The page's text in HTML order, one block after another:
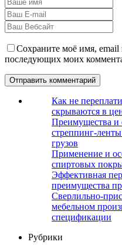
Сохраните моё имя, email
последующих моих
Как не
скрываются в
Преимущества и
стреппинг-
грузов
Применение и
спиртовых
Эффективная
преимущества
Сверлильно-
мебельном
спецификации
Рубрики